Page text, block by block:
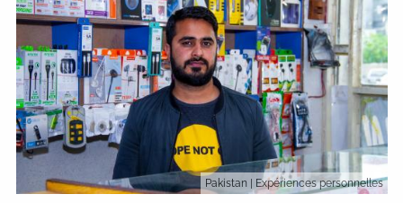
Pakistan | Expériences personnelles